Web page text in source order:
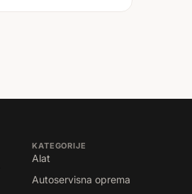
KATEGORIJE
Alat
Autoservisna oprema